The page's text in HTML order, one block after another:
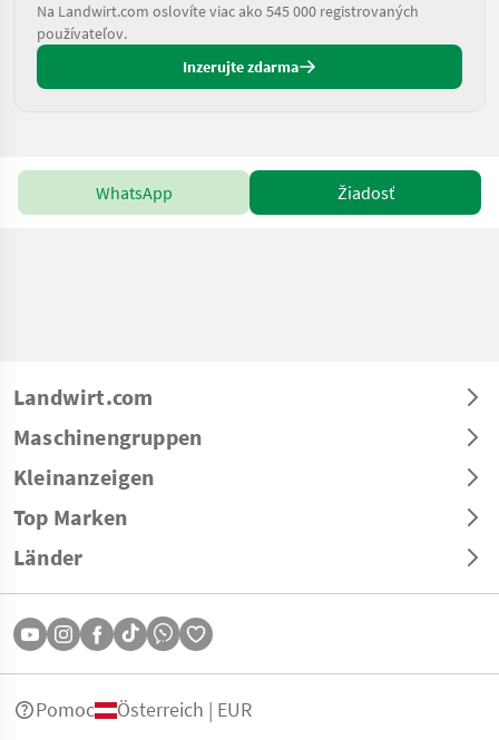
Na Landwirt.com oslovíte viac ako 545 000 registrovaných
používateľov.
Inzerujte zdarma
WhatsApp Žiadosť
Landwirt.com
Maschinengruppen
Kleinanzeigen
Top Marken
Länder
Pomoc Österreich | EUR